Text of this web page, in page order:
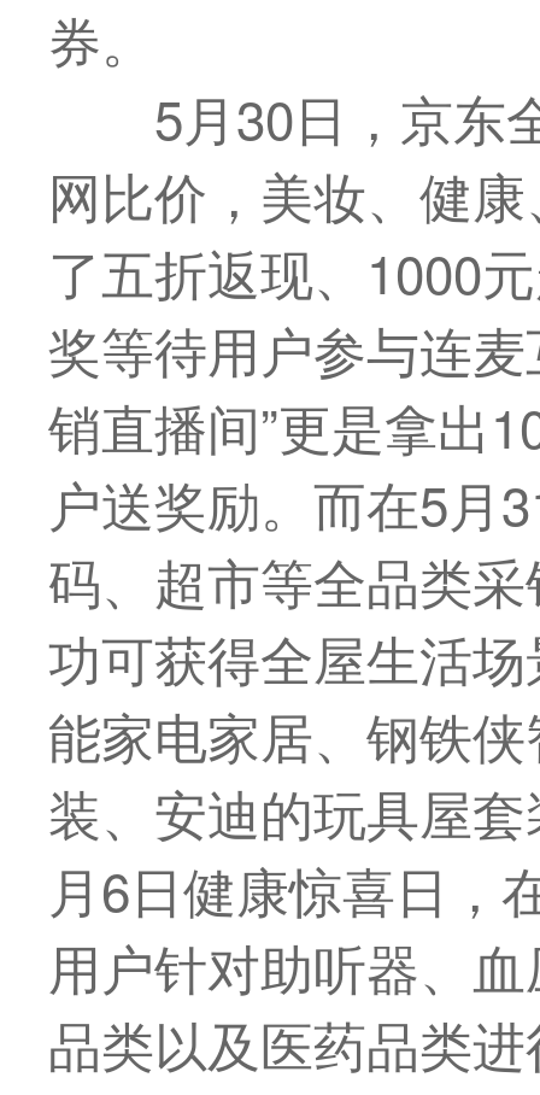
券。
5月30日，京东
网比价，美妆、健
了五折返现、1000
奖等待用户参与连
销直播间”更是拿出
户送奖励。而在5月
码、超市等全品类
功可获得全屋生活
能家电家居、钢铁
装、安迪的玩具屋
月6日健康惊喜日，
用户针对助听器、
品类以及医药品类